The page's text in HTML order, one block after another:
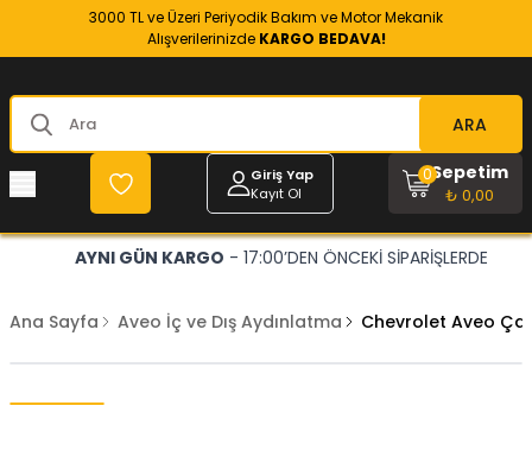
3000 TL ve Üzeri Periyodik Bakım ve Motor Mekanik
Alışverilerinizde KARGO BEDAVA!
ARA
Giriş Yap
Kayıt Ol
Sepetim
₺ 0,00
0
AYNI GÜN KARGO - 17:00’DEN ÖNCEKİ SİPARİŞLERDE
Ana Sayfa Aveo İç ve Dış Aydınlatma Chevrolet Aveo